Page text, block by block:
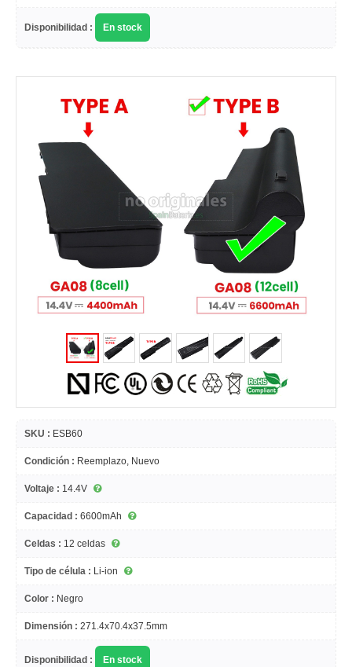
Disponibilidad : En stock
SKU : ESB60
Condición : Reemplazo, Nuevo
Voltaje : 14.4V
Capacidad : 6600mAh
Celdas : 12 celdas
Tipo de célula : Li-ion
Color : Negro
Dimensión : 271.4x70.4x37.5mm
Disponibilidad : En stock